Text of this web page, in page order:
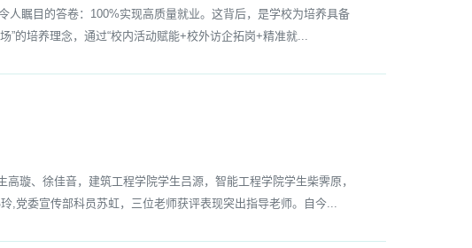
瞩目的答卷：100%实现高质量就业。这背后，是学校为培养具备
”的培养理念，通过“校内活动赋能+校外访企拓岗+精准就...
璇、徐佳音，建筑工程学院学生吕源，智能工程学院学生柴霁原，
,党委宣传部科员苏虹，三位老师获评表现突出指导老师。自今...